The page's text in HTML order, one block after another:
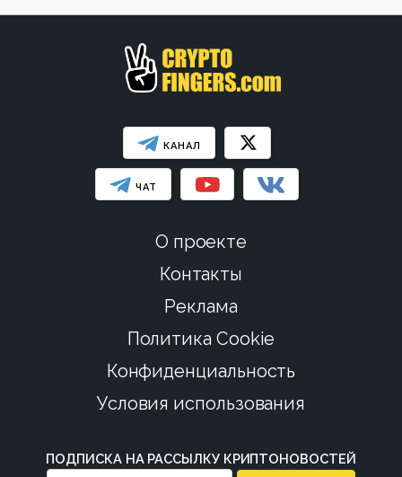
КАНАЛ
ЧАТ
О проекте
Контакты
Реклама
Политика Cookie
Конфиденциальность
Условия использования
ПОДПИСКА НА РАССЫЛКУ КРИПТОНОВОСТЕЙ